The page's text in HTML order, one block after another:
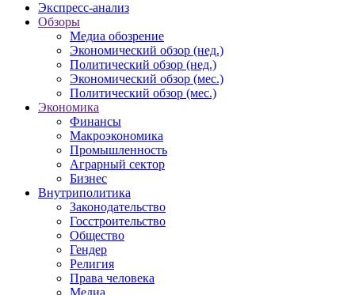
Экспресс-анализ
Обзоры
Медиа обозрение
Экономический обзор (нед.)
Политический обзор (нед.)
Экономический обзор (мес.)
Политический обзор (мес.)
Экономика
Финансы
Макроэкономика
Промышленность
Аграрный сектор
Бизнес
Внутриполитика
Законодательство
Госстроительство
Общество
Гендер
Религия
Права человека
Медиа